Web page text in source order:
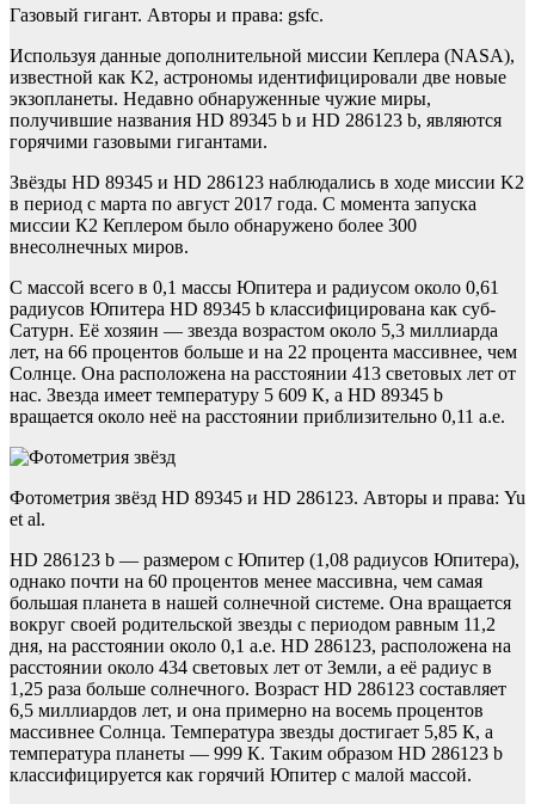
Газовый гигант. Авторы и права: gsfc.
Используя данные дополнительной миссии Кеплера (NASA),
известной как K2, астрономы идентифицировали две новые
экзопланеты. Недавно обнаруженные чужие миры,
получившие названия HD 89345 b и HD 286123 b, являются
горячими газовыми гигантами.
Звёзды HD 89345 и HD 286123 наблюдались в ходе миссии K2
в период с марта по август 2017 года. С момента запуска
миссии К2 Кеплером было обнаружено более 300
внесолнечных миров.
С массой всего в 0,1 массы Юпитера и радиусом около 0,61
радиусов Юпитера HD 89345 b классифицирована как суб-
Сатурн. Её хозяин — звезда возрастом около 5,3 миллиарда
лет, на 66 процентов больше и на 22 процента массивнее, чем
Солнце. Она расположена на расстоянии 413 световых лет от
нас. Звезда имеет температуру 5 609 К, а HD 89345 b
вращается около неё на расстоянии приблизительно 0,11 а.е.
Фотометрия звёзд HD 89345 и HD 286123. Авторы и права: Yu
et al.
HD 286123 b — размером с Юпитер (1,08 радиусов Юпитера),
однако почти на 60 процентов менее массивна, чем самая
большая планета в нашей солнечной системе. Она вращается
вокруг своей родительской звезды с периодом равным 11,2
дня, на расстоянии около 0,1 а.е. HD 286123, расположена на
расстоянии около 434 световых лет от Земли, а её радиус в
1,25 раза больше солнечного. Возраст HD 286123 составляет
6,5 миллиардов лет, и она примерно на восемь процентов
массивнее Солнца. Температура звезды достигает 5,85 К, а
температура планеты — 999 К. Таким образом HD 286123 b
классифицируется как горячий Юпитер с малой массой.